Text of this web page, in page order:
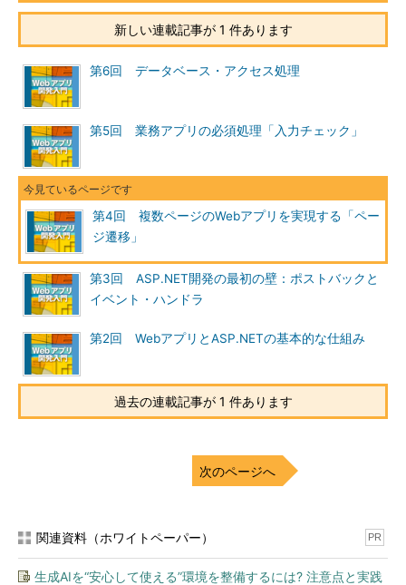
新しい連載記事が 1 件あります
第6回 データベース・アクセス処理
第5回 業務アプリの必須処理「入力チェック」
第4回 複数ページのWebアプリを実現する「ペー
ジ遷移」
第3回 ASP.NET開発の最初の壁：ポストバックと
イベント・ハンドラ
第2回 WebアプリとASP.NETの基本的な仕組み
過去の連載記事が 1 件あります
次のページへ
関連資料（ホワイトペーパー） PR
生成AIを“安心して使える”環境を整備するには? 注意点と実践